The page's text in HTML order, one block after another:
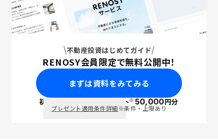
不動産投資はじめてガイド
RENOSY会員限定で無料公開中！
まずは資料をみてみる
初回面談で ポイント※50,000円分
プレゼント適用条件詳細※条件・上限あり